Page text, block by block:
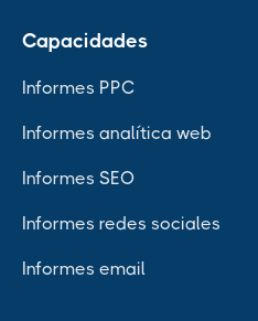
Capacidades
Informes PPC
Informes analítica web
Informes SEO
Informes redes sociales
Informes email